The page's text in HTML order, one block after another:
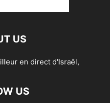
US
en direct d'Israël,
US